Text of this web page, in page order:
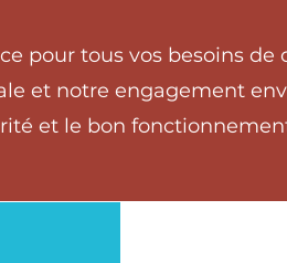
pour tous vos besoins de
et notre engagement
et le bon